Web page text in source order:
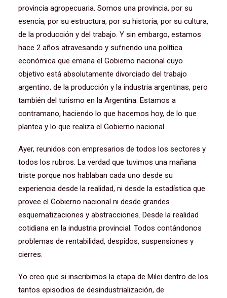
provincia agropecuaria. Somos una provincia, por su
esencia, por su estructura, por su historia, por su cultura,
de la producción y del trabajo. Y sin embargo, estamos
hace 2 años atravesando y sufriendo una política
económica que emana el Gobierno nacional cuyo
objetivo está absolutamente divorciado del trabajo
argentino, de la producción y la industria argentinas, pero
también del turismo en la Argentina. Estamos a
contramano, haciendo lo que hacemos hoy, de lo que
plantea y lo que realiza el Gobierno nacional.
Ayer, reunidos con empresarios de todos los sectores y
todos los rubros. La verdad que tuvimos una mañana
triste porque nos hablaban cada uno desde su
experiencia desde la realidad, ni desde la estadística que
provee el Gobierno nacional ni desde grandes
esquematizaciones y abstracciones. Desde la realidad
cotidiana en la industria provincial. Todos contándonos
problemas de rentabilidad, despidos, suspensiones y
cierres.
Yo creo que si inscribimos la etapa de Milei dentro de los
tantos episodios de desindustrialización, de